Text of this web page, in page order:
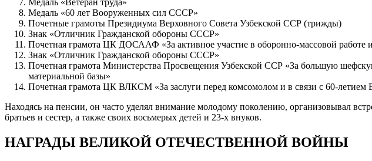
Медаль «Ветеран труда»
Медаль «60 лет Вооруженных сил СССР»
Почетные грамоты Президиума Верховного Совета Узбекской ССР (трижды)
Знак «Отличник Гражданской обороны СССР»
Почетная грамота ЦК ДОСААФ «За активное участие в оборонно-массовой
Знак «Отличник Гражданской обороны СССР»
Почетная грамота Министерства Просвещения Узбекской ССР «За большую
материальной базы»
Почетная грамота ЦК ВЛКСМ «За заслуги перед комсомолом и в связи с 60-
Находясь на пенсии, он часто уделял внимание молодому поколению, организовывал
братьев и сестер, а также своих восьмерых детей и 23-х внуков.
НАГРАДЫ ВЕЛИКОЙ ОТЕЧЕСТВЕННОЙ ВОЙНЫ